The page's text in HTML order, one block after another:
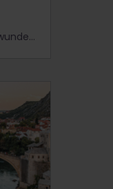
Erkunde mit der Bahn das wunderschöne Kroatien! Entscheide dich für Orte und Events, die du besuchen möchtest und für den Interrail-Pass, der am besten zu deinem Bahnabenteuer in Europa passt.